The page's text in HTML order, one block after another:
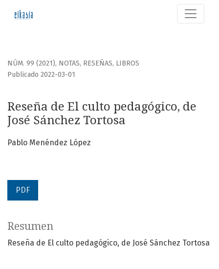
Reseña de El culto pedagógico, de José Sánchez Tortosa
NÚM. 99 (2021), NOTAS, RESEÑAS, LIBROS
Reseña de El culto pedagógico, de
José Sánchez Tortosa
Publicado 2022-03-01
Pablo Menéndez López
PDF
Resumen
Reseña de El culto pedagógico, de José Sánchez Tortosa